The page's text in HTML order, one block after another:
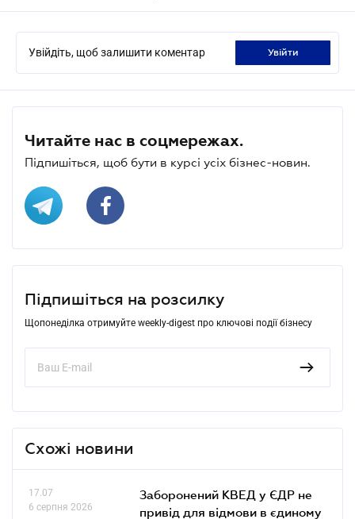
Увійдіть, щоб залишити коментар увійти
Читайте нас в соцмережах.
Підпишіться, щоб бути в курсі усіх бізнес-новин.
Підпишіться на розсилку
Щопонеділка отримуйте weekly-digest про ключові події бізнесу
Схожі новини
17.07
6 серпня 2026
Заборонений КВЕД у ЄДР не
привід для відмови в єдиному